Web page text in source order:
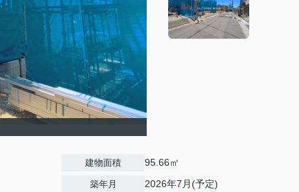
建物面積 95.66㎡
築年月 2026年7月(予定)